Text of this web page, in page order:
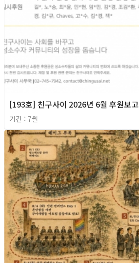
[193호] 친구사이 2026년 6월 후원보고
기간 : 7월